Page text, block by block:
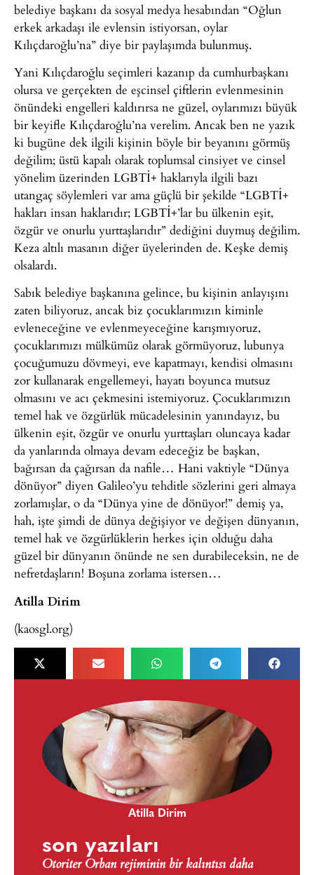
belediye başkanı da sosyal medya hesabından “Oğlun
erkek arkadaşı ile evlensin istiyorsan, oylar
Kılıçdaroğlu’na” diye bir paylaşımda bulunmuş.
Yani Kılıçdaroğlu seçimleri kazanıp da cumhurbaşkanı
olursa ve gerçekten de eşcinsel çiftlerin evlenmesinin
önündeki engelleri kaldırırsa ne güzel, oylarımızı büyük
bir keyifle Kılıçdaroğlu’na verelim. Ancak ben ne yazık
ki bugüne dek ilgili kişinin böyle bir beyanını görmüş
değilim; üstü kapalı olarak toplumsal cinsiyet ve cinsel
yönelim üzerinden LGBTİ+ haklarıyla ilgili bazı
utangaç söylemleri var ama güçlü bir şekilde “LGBTİ+
hakları insan haklarıdır; LGBTİ+’lar bu ülkenin eşit,
özgür ve onurlu yurttaşlarıdır” dediğini duymuş değilim.
Keza altılı masanın diğer üyelerinden de. Keşke demiş
olsalardı.
Sabık belediye başkanına gelince, bu kişinin anlayışını
zaten biliyoruz, ancak biz çocuklarımızın kiminle
evleneceğine ve evlenmeyeceğine karışmıyoruz,
çocuklarımızı mülkümüz olarak görmüyoruz, lubunya
çocuğumuzu dövmeyi, eve kapatmayı, kendisi olmasını
zor kullanarak engellemeyi, hayatı boyunca mutsuz
olmasını ve acı çekmesini istemiyoruz. Çocuklarımızın
temel hak ve özgürlük mücadelesinin yanındayız, bu
ülkenin eşit, özgür ve onurlu yurttaşları oluncaya kadar
da yanlarında olmaya devam edeceğiz be başkan,
bağırsan da çağırsan da nafile… Hani vaktiyle “Dünya
dönüyor” diyen Galileo’yu tehditle sözlerini geri almaya
zorlamışlar, o da “Dünya yine de dönüyor!” demiş ya,
hah, işte şimdi de dünya değişiyor ve değişen dünyanın,
temel hak ve özgürlüklerin herkes için olduğu daha
güzel bir dünyanın önünde ne sen durabileceksin, ne de
nefretdaşların! Boşuna zorlama istersen…
Atilla Dirim
(kaosgl.org)
Atilla Dirim
son yazıları
Otoriter Orban rejiminin bir kalıntısı daha